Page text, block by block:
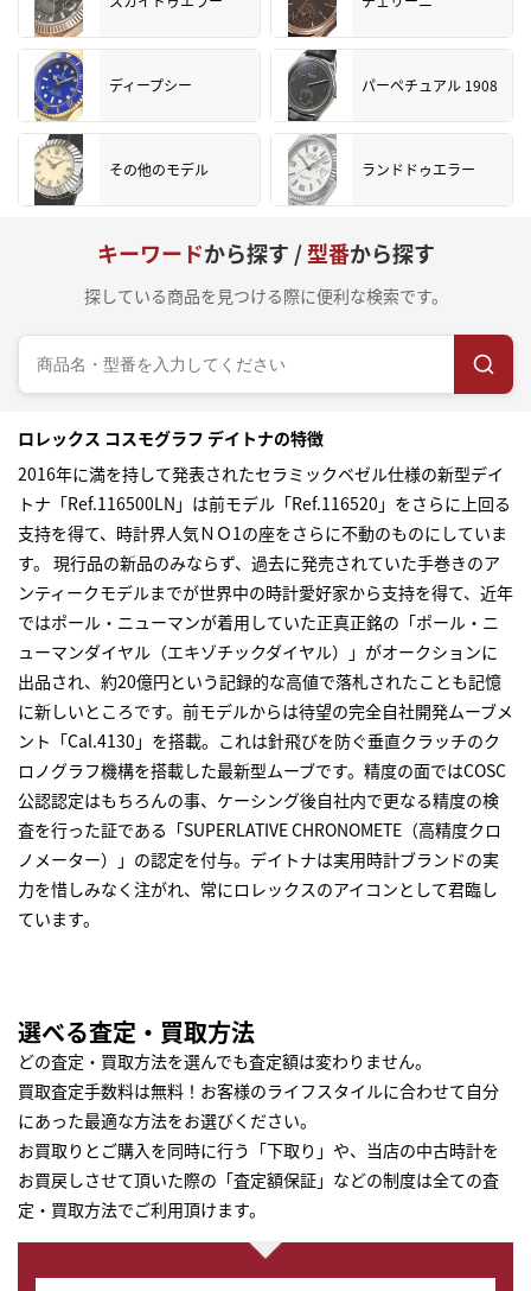
ディープシー パーペチュアル 1908
その他のモデル ランドドゥエラー
キーワードから探す /型番から探す
探している商品を見つける際に便利な検索です。
ロレックス コスモグラフ デイトナの特徴
2016年に満を持して発表されたセラミックベゼル仕様の新型デイ
トナ「Ref.116500LN」は前モデル「Ref.116520」をさらに上回る
支持を得て、時計界人気ＮＯ1の座をさらに不動のものにしていま
す。 現行品の新品のみならず、過去に発売されていた手巻きのア
ンティークモデルまでが世界中の時計愛好家から支持を得て、近年
ではポール・ニューマンが着用していた正真正銘の「ポール・ニ
ューマンダイヤル（エキゾチックダイヤル）」がオークションに
出品され、約20億円という記録的な高値で落札されたことも記憶
に新しいところです。前モデルからは待望の完全自社開発ムーブメ
ント「Cal.4130」を搭載。これは針飛びを防ぐ垂直クラッチのク
ロノグラフ機構を搭載した最新型ムーブです。精度の面ではCOSC
公認認定はもちろんの事、ケーシング後自社内で更なる精度の検
査を行った証である「SUPERLATIVE CHRONOMETE（高精度クロ
ノメーター）」の認定を付与。デイトナは実用時計ブランドの実
力を惜しみなく注がれ、常にロレックスのアイコンとして君臨し
ています。
選べる査定・買取方法
どの査定・買取方法を選んでも査定額は変わりません。
買取査定手数料は無料！お客様のライフスタイルに合わせて自分
にあった最適な方法をお選びください。
お買取りとご購入を同時に行う「下取り」や、当店の中古時計を
お買戻しさせて頂いた際の「査定額保証」などの制度は全ての査
定・買取方法でご利用頂けます。